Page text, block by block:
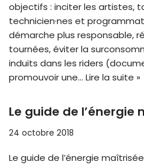
objectifs : inciter les artistes,
technicien·nes et
démarche plus responsable,
tournées, éviter la
induits dans les riders
promouvoir une… Lire la suite »
Le guide de l’énergie
24 octobre 2018
Le guide de l’énergie